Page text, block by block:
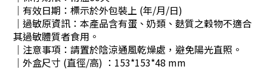
｜有效日期：標示於外包裝上 (年/月/日)
｜過敏原資訊：本產品含有蛋、奶類、麩質之穀物不適合
其過敏體質者食用。
｜注意事項：請置於陰涼通風乾燥處，避免陽光直照。
｜外盒尺寸 (直徑/高) ：153*153*48 mm